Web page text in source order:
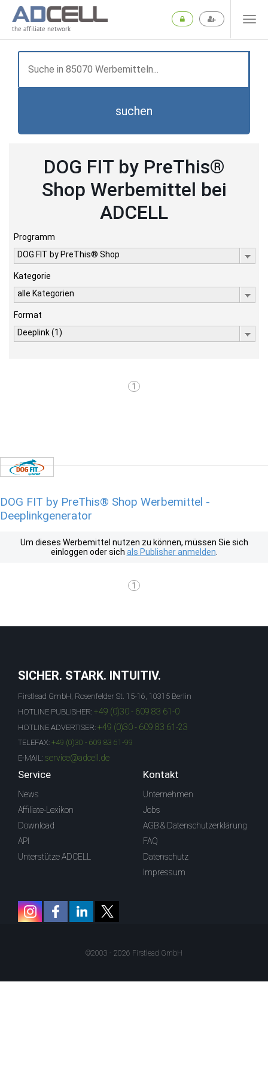
the affiliate network
suchen
DOG FIT by PreThis®
Shop Werbemittel bei
ADCELL
Programm
DOG FIT by PreThis® Shop
Kategorie
alle Kategorien
Format
Deeplink (1)
1
DOG FIT by PreThis® Shop Werbemittel -
Deeplinkgenerator
Um dieses Werbemittel nutzen zu können, müssen Sie sich
einloggen oder sich als Publisher anmelden
1
SICHER. STARK. INTUITIV.
Firstlead GmbH, Rosenfelder St. 15-16, 10315 Berlin
HOTLINE PUBLISHER: +49 (0)30 - 609 83 61-0
HOTLINE ADVERTISER: +49 (0)30 - 609 83 61-23
TELEFAX: +49 (0)30 - 609 83 61-99
E-MAIL: service@adcell.de
Service
News
Affiliate-Lexikon
Download
API
Unterstütze ADCELL
Kontakt
Unternehmen
Jobs
AGB & Datenschutzerklärung
FAQ
Datenschutz
Impressum
©2003 - 2026 Firstlead GmbH